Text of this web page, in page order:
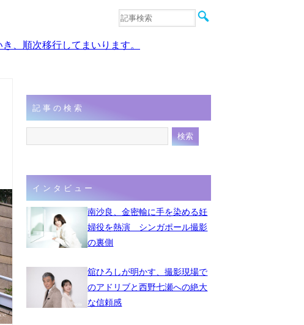
音楽
、順次移行してまいります。
記事の検索
インタビュー
南沙良、金密輸に手を染める妊
婦役を熱演 シンガポール撮影
の裏側
舘ひろしが明かす、撮影現場で
のアドリブと西野七瀬への絶大
な信頼感